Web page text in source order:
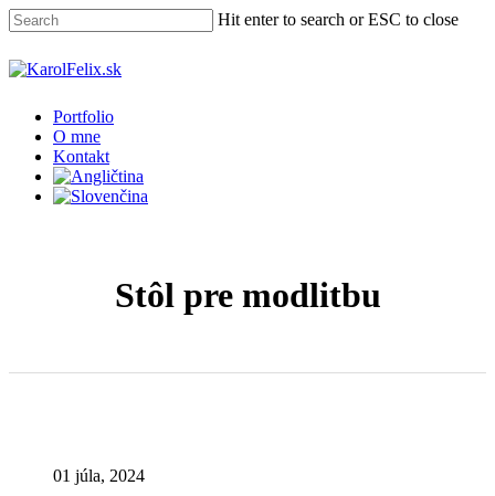
Skip
to
main
content
Hit enter to search or ESC to close
Close
Menu
Portfolio
O mne
Kontakt
Stôl pre modlitbu
01 júla, 2024